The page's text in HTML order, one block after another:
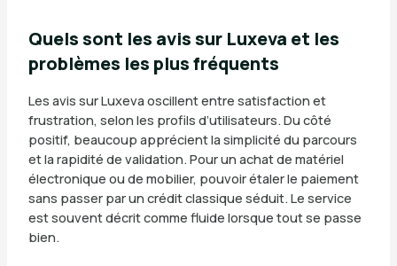
Quels sont les avis sur Luxeva et les
problèmes les plus fréquents
Les avis sur Luxeva oscillent entre satisfaction et
frustration, selon les profils d’utilisateurs. Du côté
positif, beaucoup apprécient la simplicité du parcours
et la rapidité de validation. Pour un achat de matériel
électronique ou de mobilier, pouvoir étaler le paiement
sans passer par un crédit classique séduit. Le service
est souvent décrit comme fluide lorsque tout se passe
bien.